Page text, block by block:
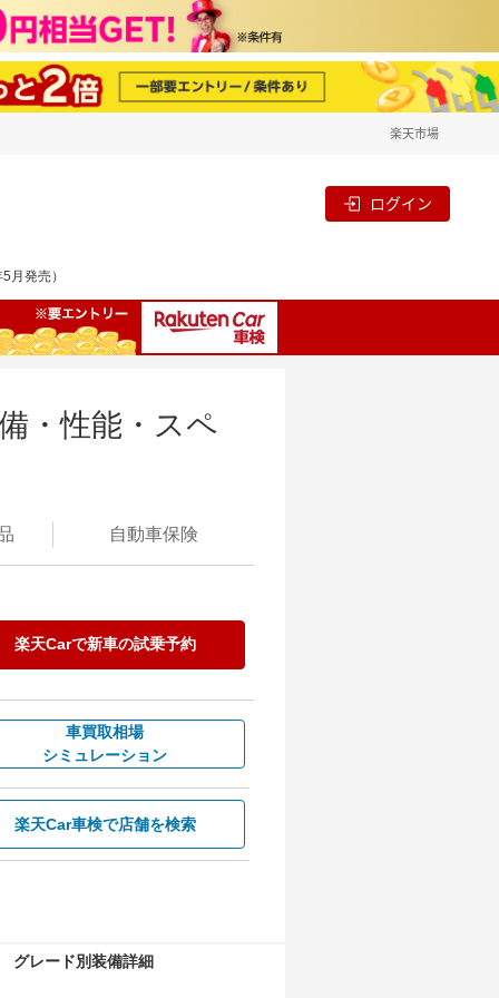
楽天市場
ログイン
月発売）
・性能・スペ
自動車保険
楽天Carで新車の試乗予約
車買取相場
シミュレーション
楽天Car車検で店舗を検索
グレード別装備詳細